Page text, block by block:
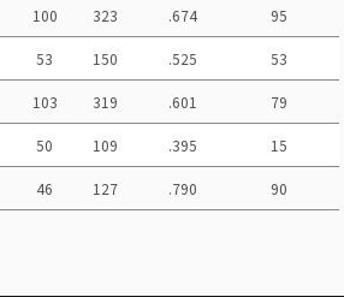
100 323 .674 95
53 150 .525 53
103 319 .601 79
50 109 .395 15
46 127 .790 90